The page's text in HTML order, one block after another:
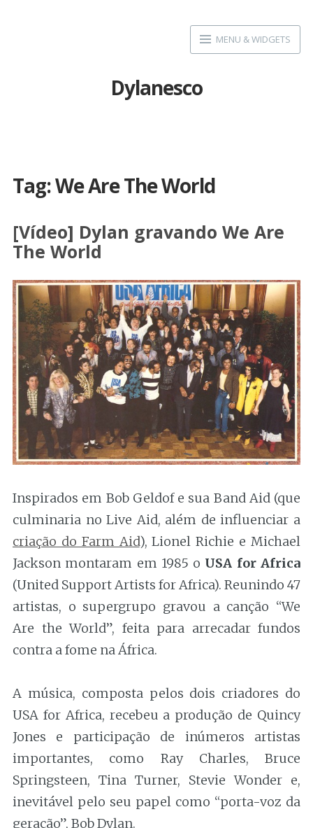
MENU & WIDGETS
Dylanesco
Tag:We Are The World
[Vídeo] Dylan gravando We Are
The World
Inspirados em Bob Geldof e sua Band Aid (que
culminaria no Live Aid, além de influenciar a
criação do Farm Aid), Lionel Richie e Michael
Jackson montaram em 1985 o USA for Africa
(United Support Artists for Africa). Reunindo 47
artistas, o supergrupo gravou a canção “We
Are the World”, feita para arrecadar fundos
contra a fome na África.
A música, composta pelos dois criadores do
USA for Africa, recebeu a produção de Quincy
Jones e participação de inúmeros artistas
importantes, como Ray Charles, Bruce
Springsteen, Tina Turner, Stevie Wonder e,
inevitável pelo seu papel como “porta-voz da
geração”, Bob Dylan.